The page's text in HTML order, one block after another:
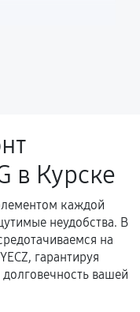
случаем
при
заявленным
в Курске
каждой
неудобства. В
на
гарантируя
вашей